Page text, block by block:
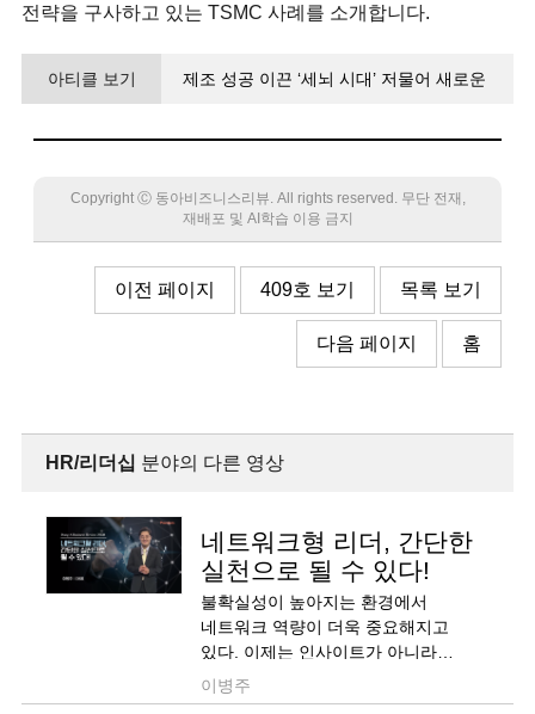
전략을 구사하고 있는 TSMC 사례를 소개합니다.
아티클 보기
제조 성공 이끈 ‘세뇌 시대’ 저물어 새로운
Copyright Ⓒ 동아비즈니스리뷰. All rights reserved. 무단 전재,
재배포 및 AI학습 이용 금지
이전 페이지 409호 보기 목록 보기
다음 페이지 홈
HR/리더십 분야의 다른 영상
네트워크형 리더, 간단한
실천으로 될 수 있다!
불확실성이 높아지는 환경에서
네트워크 역량이 더욱 중요해지고
있다. 이제는 인사이트가 아니라
아웃사이트가 필요하다. 아웃사이트를
지닌 네트워크형 리더가 되기 위해서는
이병주